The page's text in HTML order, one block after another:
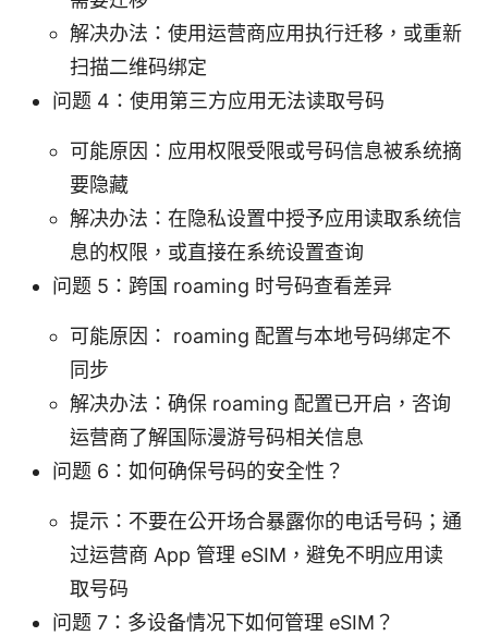
解决办法：使用运营商应用执行迁移，或重新
扫描二维码绑定
问题 4：使用第三方应用无法读取号码
可能原因：应用权限受限或号码信息被系统摘
要隐藏
解决办法：在隐私设置中授予应用读取系统信
息的权限，或直接在系统设置查询
问题 5：跨国 roaming 时号码查看差异
可能原因： roaming 配置与本地号码绑定不
同步
解决办法：确保 roaming 配置已开启，咨询
运营商了解国际漫游号码相关信息
问题 6：如何确保号码的安全性？
提示：不要在公开场合暴露你的电话号码；通
过运营商 App 管理 eSIM，避免不明应用读
取号码
问题 7：多设备情况下如何管理 eSIM？